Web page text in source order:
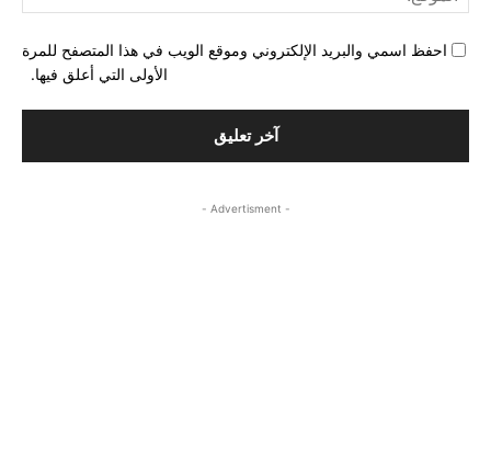
احفظ اسمي والبريد الإلكتروني وموقع الويب في هذا المتصفح للمرة
الأولى التي أعلق فيها.
- Advertisment -